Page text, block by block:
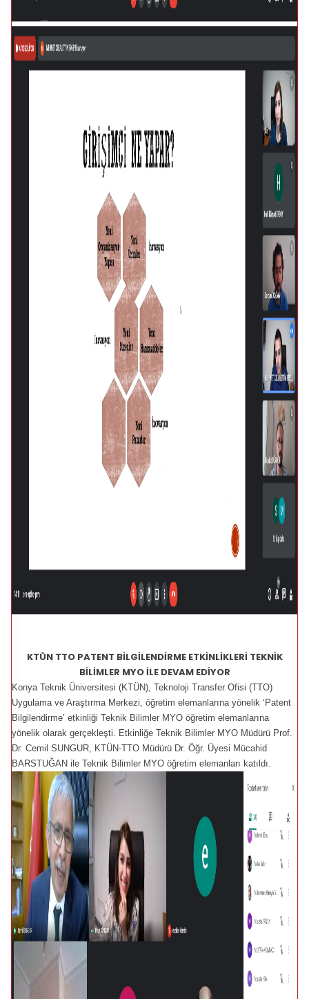
KTÜN TTO PATENT BİLGİLENDİRME ETKİNLİKLERİ TEKNİK
BİLİMLER MYO İLE DEVAM EDİYOR
Konya Teknik Üniversitesi (KTÜN), Teknoloji Transfer Ofisi (TTO)
Uygulama ve Araştırma Merkezi, öğretim elemanlarına yönelik ‘Patent
Bilgilendirme’ etkinliği Teknik Bilimler MYO öğretim elemanlarına
yönelik olarak gerçekleşti. Etkinliğe Teknik Bilimler MYO Müdürü Prof.
Dr. Cemil SUNGUR, KTÜN-TTO Müdürü Dr. Öğr. Üyesi Mücahid
BARSTUĞAN ile Teknik Bilimler MYO öğretim elemanları katıldı.